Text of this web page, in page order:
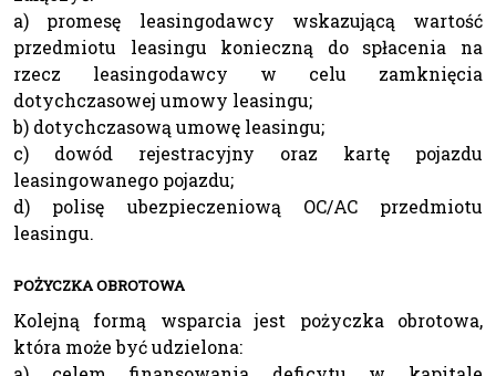
a) promesę leasingodawcy wskazującą wartość
przedmiotu leasingu konieczną do spłacenia na
rzecz leasingodawcy w celu zamknięcia
dotychczasowej umowy leasingu;
b) dotychczasową umowę leasingu;
c) dowód rejestracyjny oraz kartę pojazdu
leasingowanego pojazdu;
d) polisę ubezpieczeniową OC/AC przedmiotu
leasingu.
POŻYCZKA OBROTOWA
Kolejną formą wsparcia jest pożyczka obrotowa,
która może być udzielona: